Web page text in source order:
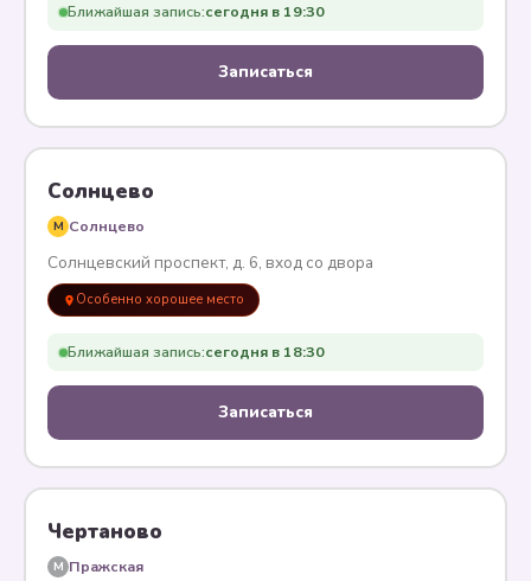
Ближайшая запись:сегодня в 19:30
Записаться
Солнцево
M Солнцево
Солнцевский проспект, д. 6, вход со двора
Особенно хорошее место
Ближайшая запись:сегодня в 18:30
Записаться
Чертаново
M Пражская